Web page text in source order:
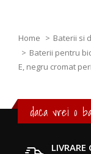
Home Baterii si
Baterii pentru
E, negru cromat
daca vrei o